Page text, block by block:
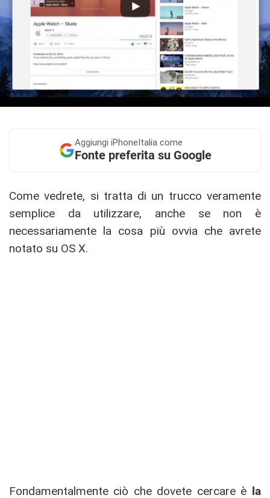
Aggiungi iPhoneItalia come
Fonte preferita su Google
Come vedrete, si tratta di un trucco veramente
semplice da utilizzare, anche se non è
necessariamente la cosa più ovvia che avrete
notato su OS X.
Fondamentalmente ciò che dovete cercare è la